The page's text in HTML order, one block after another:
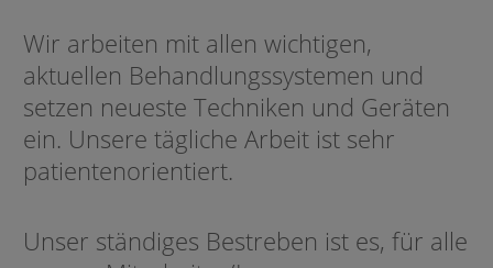
Wir arbeiten mit allen wichtigen,
aktuellen Behandlungssystemen und
setzen neueste Techniken und Geräten
ein. Unsere tägliche Arbeit ist sehr
patientenorientiert.
Unser ständiges Bestreben ist es, für alle